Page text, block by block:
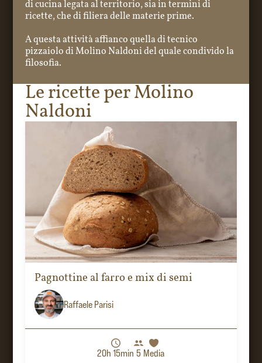
di cucina legata al territorio, sia in termini di
ricette, che di filiera delle materie prime.
A questa attività affianco quella di tecnico
pizzaiolo di Molino Naldoni del quale condivido la
filosofia.
Le ricette per Molino
Naldoni
Pagnottine al farro e mix di semi
Raffaele Parisi
20h 15min 5 Media